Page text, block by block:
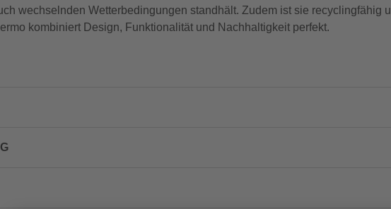
wechselnden Wetterbedingungen standhält. Zudem ist sie recyclingfähig
kombiniert Design, Funktionalität und Nachhaltigkeit perfekt.